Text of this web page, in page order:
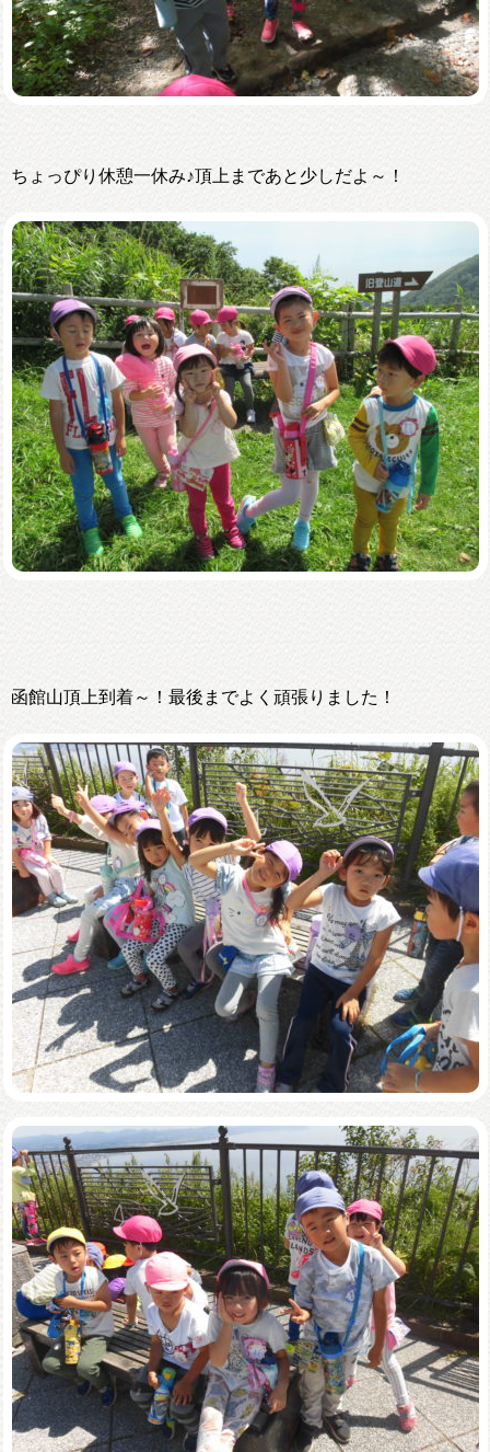
ちょっぴり休憩一休み♪頂上まであと少しだよ～！
函館山頂上到着～！最後までよく頑張りました！